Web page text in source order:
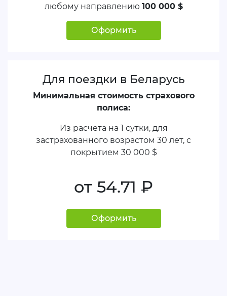
любому направлению 100 000 $
Оформить
Для поездки в Беларусь
Минимальная стоимость страхового
полиса:
Из расчета на 1 сутки, для
застрахованного возрастом 30 лет, с
покрытием 30 000 $
от 54.71 руб.
Оформить